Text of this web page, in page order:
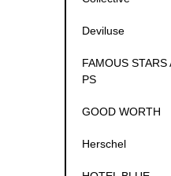
Deviluse
FAMOUS STARS
PS
GOOD WORTH
Herschel